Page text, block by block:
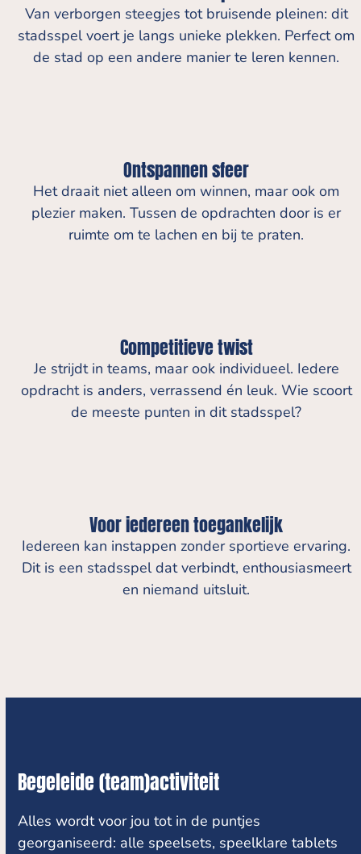
Van verborgen steegjes tot bruisende pleinen: dit
stadsspel voert je langs unieke plekken. Perfect om
de stad op een andere manier te leren kennen.
Ontspannen sfeer
Het draait niet alleen om winnen, maar ook om
plezier maken. Tussen de opdrachten door is er
ruimte om te lachen en bij te praten.
Competitieve twist
Je strijdt in teams, maar ook individueel. Iedere
opdracht is anders, verrassend én leuk. Wie scoort
de meeste punten in dit stadsspel?
Voor iedereen toegankelijk
Iedereen kan instappen zonder sportieve ervaring.
Dit is een stadsspel dat verbindt, enthousiasmeert
en niemand uitsluit.
Begeleide (team)activiteit
Alles wordt voor jou tot in de puntjes
georganiseerd: alle speelsets, speelklare tablets